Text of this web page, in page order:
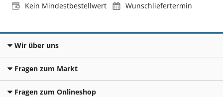
Kein Mindestbestellwert
Wunschliefertermin
Wir über uns
Fragen zum Markt
Fragen zum Onlineshop